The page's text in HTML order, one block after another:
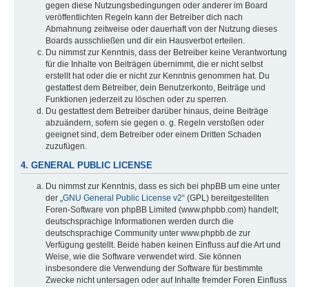
gegen diese Nutzungsbedingungen oder anderer im Board
veröffentlichten Regeln kann der Betreiber dich nach
Abmahnung zeitweise oder dauerhaft von der Nutzung dieses
Boards ausschließen und dir ein Hausverbot erteilen.
Du nimmst zur Kenntnis, dass der Betreiber keine Verantwortung
für die Inhalte von Beiträgen übernimmt, die er nicht selbst
erstellt hat oder die er nicht zur Kenntnis genommen hat. Du
gestattest dem Betreiber, dein Benutzerkonto, Beiträge und
Funktionen jederzeit zu löschen oder zu sperren.
Du gestattest dem Betreiber darüber hinaus, deine Beiträge
abzuändern, sofern sie gegen o. g. Regeln verstoßen oder
geeignet sind, dem Betreiber oder einem Dritten Schaden
zuzufügen.
4. GENERAL PUBLIC LICENSE
Du nimmst zur Kenntnis, dass es sich bei phpBB um eine unter
der „ GNU General Public License v2“ (GPL) bereitgestellten
Foren-Software von phpBB Limited (www.phpbb.com) handelt;
deutschsprachige Informationen werden durch die
deutschsprachige Community unter www.phpbb.de zur
Verfügung gestellt. Beide haben keinen Einfluss auf die Art und
Weise, wie die Software verwendet wird. Sie können
insbesondere die Verwendung der Software für bestimmte
Zwecke nicht untersagen oder auf Inhalte fremder Foren Einfluss